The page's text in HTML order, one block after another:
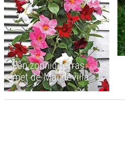
Een zonnig terras
met de Mandevilla